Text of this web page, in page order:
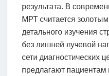
результата. В
МРТ считается
детального изучения
без лишней лучевой
сети диагностических
предлагают пациентам